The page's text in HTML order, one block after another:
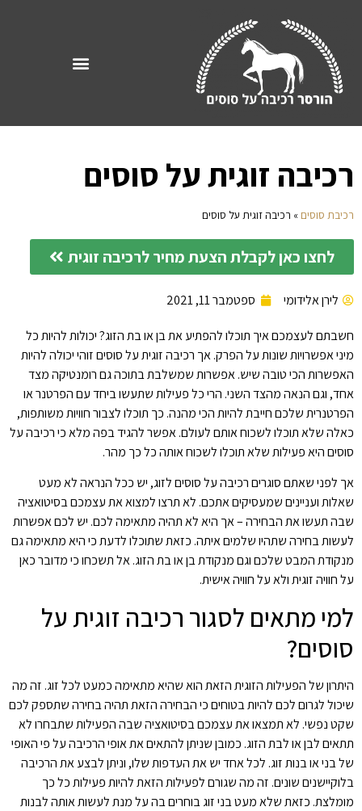
רכיבה זוגית על סוסים
רכיבת סוסים » רכיבה זוגית על סוסים
לחצו כאן לקבלת הצעת מחיר לרכיבה זוגית
לירן אלידומי ספטמבר 11, 2021
חשבתם לעצמכם איך תוכלו להפתיע את בן או בת הזוג? יכולות להיות כל
מיני אפשרויות שונות על הפרק. אך רכיבה זוגית על סוסים זוהי יכולה להיות
האפשרות הכי טובה שיש. אפשרות שמשלבת בתוכה גם רומנטיקה מצד
אחד, וגם הנאה מהצד השני. הרי כל פעילות שתעשו ביחד עם הפרטנר או
הפרטנרית שלכם חייבת להיות הכי מהנה. כך תוכלו לצבור חוויות משותפות,
כאלה שלא תוכלו לשכוח אותם לעולם. אפשר להגיד בפה מלא כי רכיבה על
סוסים היא פעילות שלא תוכלו לשכוח אותה כל כך מהר.
אך לפני שאתם סוגרים רכיבה על סוסים לזוג, יש ככל הנראה לא מעט
שאלות ועניינים שמעסיקים אתכם. לא תרצו למצוא את עצמכם בסיטואציה
שבה תעשו את הבחירה – אך היא לא תהיה מתאימה לכם. יש לכם אפשרות
לעשות בחירה שתהיו שלמים איתה. כזאת שתוכלו לדעת כי היא מתאימה גם
מנקודת המבט שלכם וגם מנקודת בן או בת הזוג. אל תשכחו כי מדובר כאן
על חוויה זוגית ולא על חוויה אישית.
למי מתאים לסגור רכיבה זוגית על
סוסים?
היתרון של הפעילות הזוגית הזאת הוא שהיא מתאימה כמעט לכל זוג. זה מה
שיכול לגרום לכם להיות בטוחים כי הבחירה הזאת תהיה בחירה שתספק לכם
שקט נפשי. לא תמצאו את עצמכם בסיטואציה שבה הפעילות שתבחרו לא
תתאים לבן או לבת הזוג. כמובן שניתן להתאים את אופי הרכיבה על פי האופי
של בני או בנות זוג. לכל אחד יש את העדפות שלו, וניתן לבצע את הרכיבה
בלוקיישנים שונים. זה מה שגורם לפעילות הזאת להיות פעילות כל כך
מומלצת. כזאת שלא מעט בני זוג בוחרים בה על מנת לעשות אותה לבנות